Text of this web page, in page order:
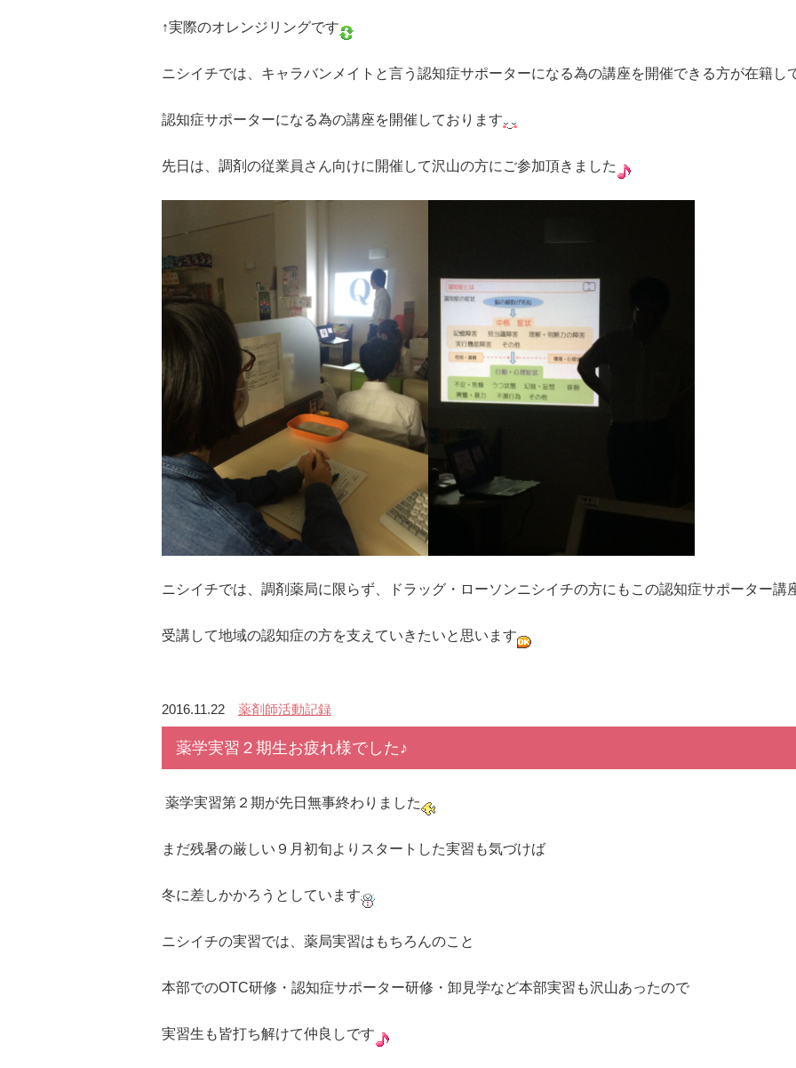
↑実際のオレンジリングです
ニシイチでは、キャラバンメイトと言う認知症サポーターになる為の講座を開催できる方が在籍し
認知症サポーターになる為の講座を開催しております
先日は、調剤の従業員さん向けに開催して沢山の方にご参加頂きました
ニシイチでは、調剤薬局に限らず、ドラッグ・ローソンニシイチの方にもこの認知症サポーター講
受講して地域の認知症の方を支えていきたいと思います
2016.11.22 薬剤師活動記録
薬学実習２期生お疲れ様でした♪
薬学実習第２期が先日無事終わりました
まだ残暑の厳しい９月初旬よりスタートした実習も気づけば
冬に差しかかろうとしています
ニシイチの実習では、薬局実習はもちろんのこと
本部でのOTC研修・認知症サポーター研修・卸見学など本部実習も沢山あったので
実習生も皆打ち解けて仲良しです